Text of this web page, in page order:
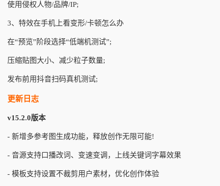
使用侵权人物/品牌/IP;
3、特效在手机上看变形/卡顿怎么办
在“预览”阶段选择“低端机测试”;
压缩贴图大小、减少粒子数量;
发布前用抖音扫码真机测试;
更新日志
v15.2.0版本
- 新增多参考图生成功能，释放创作无限可能!
- 音源支持口播改词、变速变调，上线关键词字幕效果
- 模板支持设置不裁剪用户素材，优化创作体验